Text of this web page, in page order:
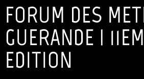
FORUM DES
GUERANDE |
EDITION